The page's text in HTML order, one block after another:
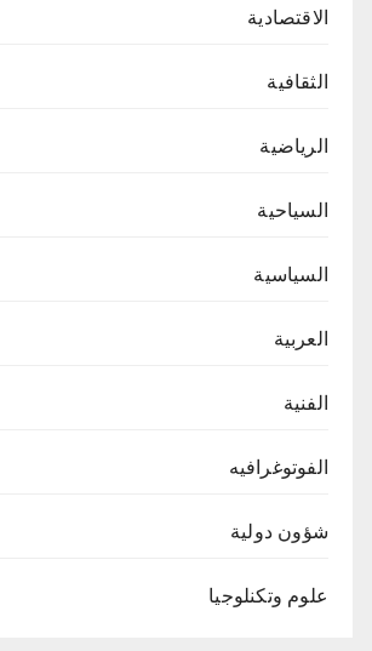
الاقتصادية
الثقافية
الرياضية
السياحية
السياسية
العربية
الفنية
الفوتوغرافيه
شؤون دولية
علوم وتكنلوجيا